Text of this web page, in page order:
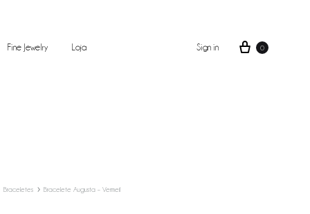
Fine Jewelry Loja Sign in 0
Braceletes Bracelete Augusta – Vermeil